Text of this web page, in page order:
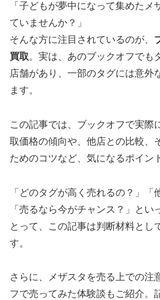
「子どもが夢中になって集めたメ
ていませんか？」
そんな方に注目されているのが、
買取。実は、あのブックオフでも
店舗があり、一部のタグには意外
ます。
この記事では、ブックオフで実際
取価格の傾向や、他店との比較、
ためのコツなど、気になるポイン
「どのタグが高く売れるの？」「
「売るなら今がチャンス？」とい
とって、この記事は判断材料とし
す。
さらに、メザスタを売る上での注
フで売ってみた体験談もご紹介。